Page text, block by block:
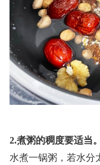
2.煮粥的稠度要适当。
水煮一锅粥，若水分